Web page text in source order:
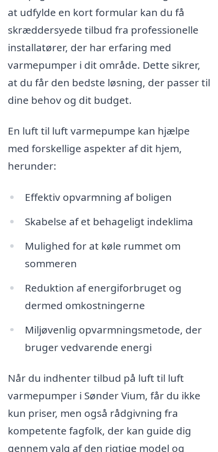
at udfylde en kort formular kan du få
skræddersyede tilbud fra professionelle
installatører, der har erfaring med
varmepumper i dit område. Dette sikrer,
at du får den bedste løsning, der passer til
dine behov og dit budget.
En luft til luft varmepumpe kan hjælpe
med forskellige aspekter af dit hjem,
herunder:
Effektiv opvarmning af boligen
Skabelse af et behageligt indeklima
Mulighed for at køle rummet om
sommeren
Reduktion af energiforbruget og
dermed omkostningerne
Miljøvenlig opvarmningsmetode, der
bruger vedvarende energi
Når du indhenter tilbud på luft til luft
varmepumper i Sønder Vium, får du ikke
kun priser, men også rådgivning fra
kompetente fagfolk, der kan guide dig
gennem valg af den rigtige model og